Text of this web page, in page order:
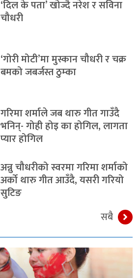
‘दिल के पता’ खोज्दै नरेश र सविना
चौधरी
‘गोरी मोटी’मा मुस्कान चौधरी र चक्र
बमको जबर्जस्त ठुम्का
गरिमा शर्माले जब थारु गीत गाउँदै
भनिन्- गोही होइ का होगिल, लागता
प्यार होगिल
अन्नु चौधरीको स्वरमा गरिमा शर्माको
अर्को थारु गीत आउँदै, यसरी गरियो
सुटिङ
सबै